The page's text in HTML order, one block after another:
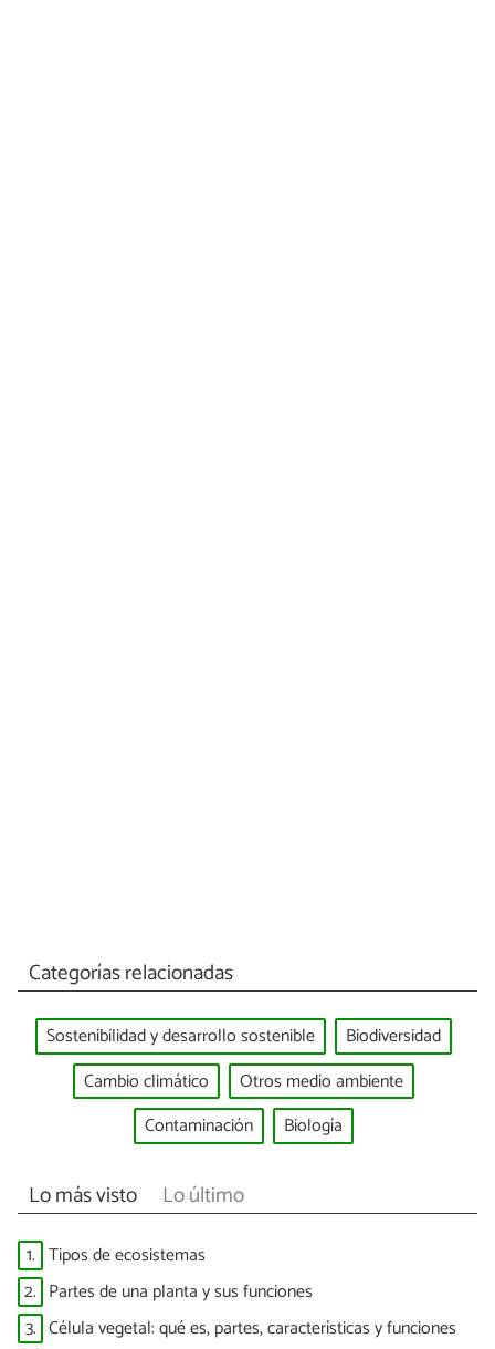
Categorías relacionadas
Sostenibilidad y desarrollo sostenible
Biodiversidad
Cambio climático
Otros medio ambiente
Contaminación
Biología
Lo más visto Lo último
1. Tipos de ecosistemas
2. Partes de una planta y sus funciones
3. Célula vegetal: qué es, partes, características y funciones